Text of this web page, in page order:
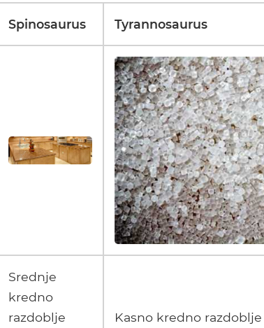
Spinosaurus Tyrannosaurus
Srednje
kredno
razdoblje
Kasno kredno